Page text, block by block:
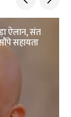
ऐलान, संत
सहायता